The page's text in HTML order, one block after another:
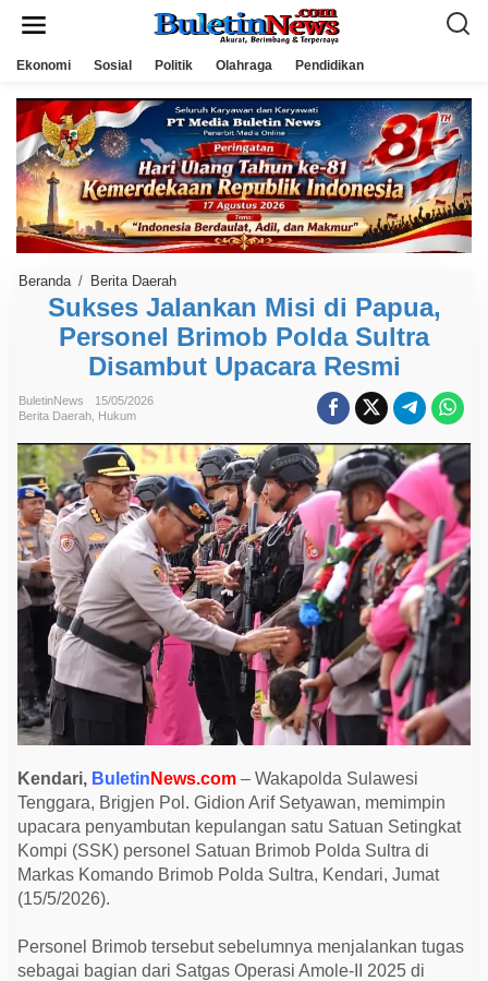
Ekonomi Sosial Politik Olahraga Pendidikan
Beranda / Berita Daerah
u
k
s
e
s
J
n
k
a
n
M
i
s
i
d
i
P
a
p
r
o
n
e
l
B
r
i
m
o
l
Sukses Jalankan Misi di Papua,
Personel Brimob Polda Sultra
Disambut Upacara Resmi
BuletinNews
15/05/2026
Berita Daerah Hukum
Kendari, Buletin News.com – Wakapolda Sulawesi
Tenggara, Brigjen Pol. Gidion Arif Setyawan, memimpin
upacara penyambutan kepulangan satu Satuan Setingkat
Kompi (SSK) personel Satuan Brimob Polda Sultra di
Markas Komando Brimob Polda Sultra, Kendari, Jumat
(15/5/2026).
Personel Brimob tersebut sebelumnya menjalankan tugas
sebagai bagian dari Satgas Operasi Amole-II 2025 di